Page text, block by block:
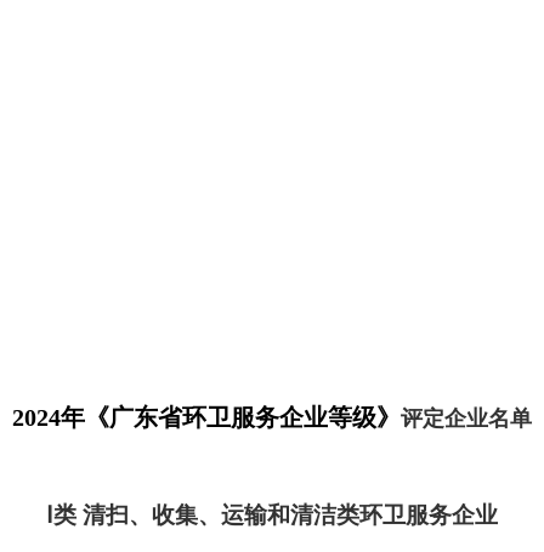
2024年《广东省环卫服务企业等级》 评定企业名单
类 清扫、收集、运输和清洁类环卫服务企业